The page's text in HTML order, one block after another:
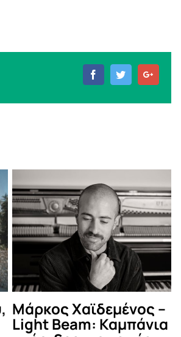
FacebookTwitter
Δες τι έγινε στο
καλοκαιρινό Μέντα